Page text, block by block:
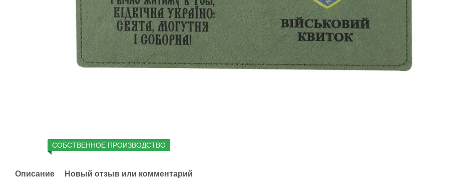
СОБСТВЕННОЕ ПРОИЗВОДСТВО
Описание Новый отзыв или комментарий